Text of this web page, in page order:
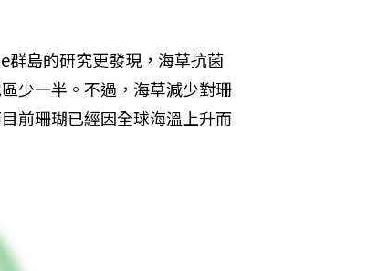
島的研究更發現，海草抗菌
少一半。不過，海草減少對珊
前珊瑚已經因全球海溫上升而